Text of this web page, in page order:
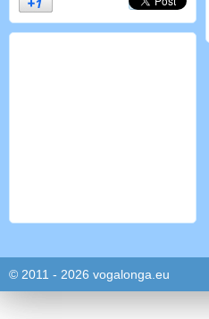
© 2011 - 2026 vogalonga.eu